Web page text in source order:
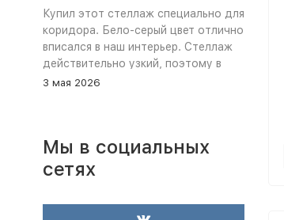
рисования. Тумба вместительная,
сын хранит там свои тетради и
книжки. Сборка прошла довольно
быстро и непринужденно,
Мебель» за такой функциональный
и красивый стол 😊
Купил этот стеллаж специально для
коридора. Бело‑серый цвет отлично
вписался в наш интерьер. Стеллаж
действительно узкий, поэтому в
коридоре не загромождает проход,
инструкция понятная. Всё, что
ожидал: стиль, качество,
компактность и цена. Рекомендую
для небольших помещений. Теперь
3 мая 2026
Мы в социальных
сетях